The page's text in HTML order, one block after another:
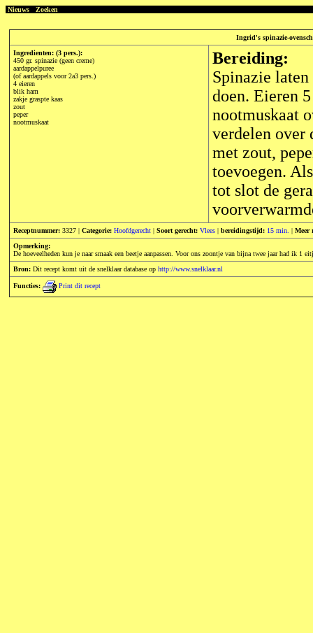
Nieuws Zoeken
Ingrid's spinazie-
Ingredienten: (3 pers.):
450 gr. spinazie (geen creme)
aardappelpuree
(of aardappels voor 2a3 pers.)
4 eieren
blik ham
zakje graspte kaas
zout
peper
nootmuskaat
Bereiding:
Spinazie
doen. Eieren
nootmuskaat
verdelen over
met zout,
toevoegen.
tot slot de
Receptnummer: 3327 | Categorie: Hoofdgerecht | Soort gerecht: Vlees | bereidingstijd: 15 min. | Meer
Opmerking:
De hoeveelheden kun je naar smaak een beetje aanpassen. Voor ons zoontje van bijna twee jaar had ik 1
Bron: Dit recept komt uit de snelklaar database op http://www.snelklaar.nl
Functies: Print dit recept